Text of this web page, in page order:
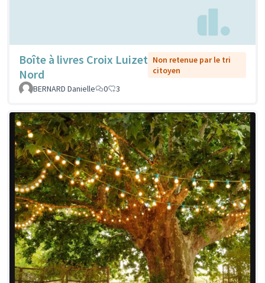
Boîte à livres Croix Luizet
Nord
Non retenue par le tri
citoyen
BERNARD Danielle
0 3